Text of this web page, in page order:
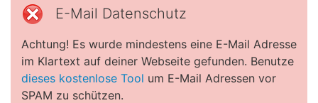
E-Mail Datenschutz
Achtung! Es wurde mindestens eine E-Mail Adresse
im Klartext auf deiner Webseite gefunden. Benutze
dieses kostenlose Tool um E-Mail Adressen vor
SPAM zu schützen.